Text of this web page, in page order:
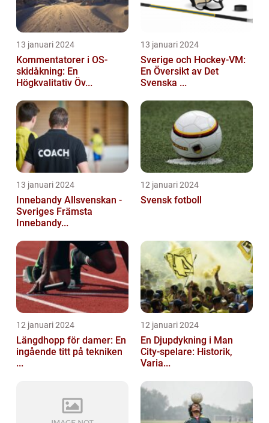
13 januari 2024
Kommentatorer i OS-
skidåkning: En
Högkvalitativ Öv...
13 januari 2024
Sverige och Hockey-VM:
En Översikt av Det
Svenska ...
13 januari 2024
Innebandy Allsvenskan -
Sveriges Främsta
Innebandy...
12 januari 2024
Svensk fotboll
12 januari 2024
Längdhopp för damer: En
ingående titt på tekniken
...
12 januari 2024
En Djupdykning i Man
City-spelare: Historik,
Varia...